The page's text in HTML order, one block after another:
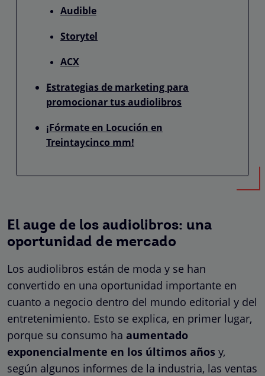
Audible
Storytel
ACX
Estrategias de marketing para
promocionar tus audiolibros
¡Fórmate en Locución en
Treintaycinco mm!
El auge de los audiolibros: una
oportunidad de mercado
Los audiolibros están de moda y se han
convertido en una oportunidad importante en
cuanto a negocio dentro del mundo editorial y del
entretenimiento. Esto se explica, en primer lugar,
porque su consumo ha aumentado
exponencialmente en los últimos años y,
según algunos informes de la industria, las ventas